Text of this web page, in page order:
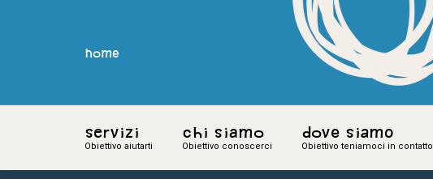
home
Servizi
Obiettivo aiutarti
Chi siamo
Obiettivo conoscerci
Dove siamo
Obiettivo teniamoci in contatto
home
Servizi
Obiettivo aiutarti
Chi siamo
Obiettivo conoscerci
Dove siamo
Obiettivo teniamoci in contatto